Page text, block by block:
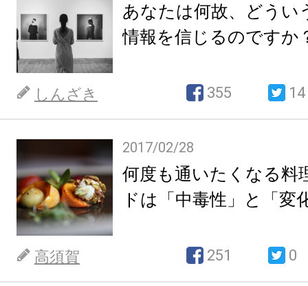
あなたは何故、どうい
情報を信じるのですか
しんざき 355 14
2017/02/28
何度も通いたくなる料
ドは「中毒性」と「変
高須賀 251 0